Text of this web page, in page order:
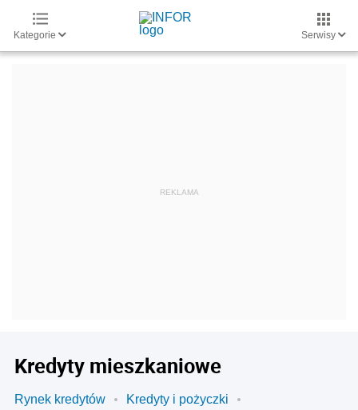
Kategorie Serwisy
Kredyty mieszkaniowe
Rynek kredytów
Kredyty i pożyczki